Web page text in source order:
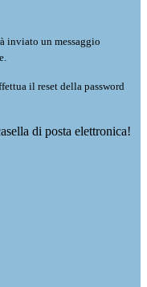
inviato un messaggio
il reset della password
di posta elettronica!